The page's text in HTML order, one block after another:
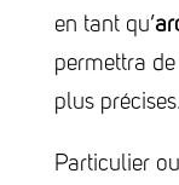
en tant qu’
permettra
plus précises.
Particulier